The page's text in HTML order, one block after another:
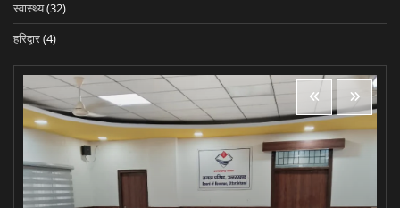
स्वास्थ्य(32)
हरिद्वार(4)